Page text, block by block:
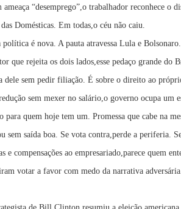
ameaça “desemprego”,o trabalhador reconhece
Domésticas. Em todas,o céu não caiu.
política é nova. A pauta atravessa Lula e
que rejeita os dois lados,esse pedaço grande
dele sem pedir filiação. É sobre o direito ao
sem mexer no salário,o governo ocupa um
para quem hoje tem um. Promessa que cabe na
sem saída boa. Se vota contra,perde a periferia.
e compensações ao empresariado,parece quem
votar a favor com medo da narrativa